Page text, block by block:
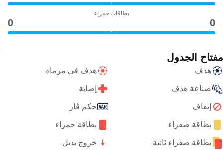
بطاقات حمراء
0
0
مفتاح الجدول
هدف هدف في مرماه
صناعة هدف إصابة
إيقاف حكم ڤار
بطاقة صفراء بطاقة حمراء
بطاقة صفراء ثانية خروج بديل